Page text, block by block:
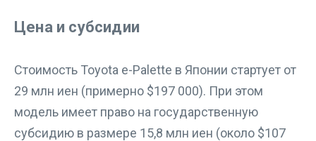
Цена и субсидии
Стоимость Toyota e-Palette в Японии стартует от
29 млн иен (примерно $197 000). При этом
модель имеет право на государственную
субсидию в размере 15,8 млн иен (около $107